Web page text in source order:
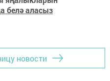
белә аласыз
новости